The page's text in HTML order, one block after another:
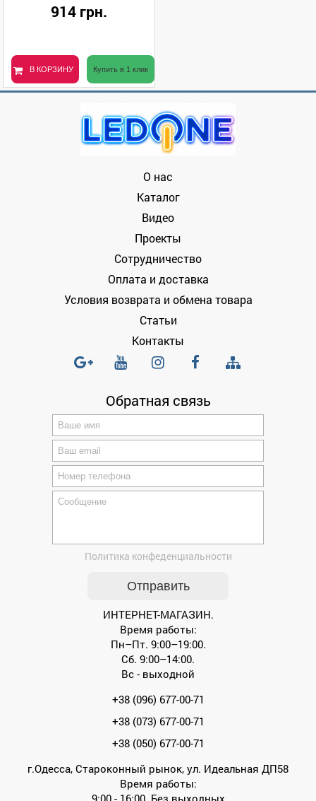
914 грн.
В КОРЗИНУ Купить в 1 клик
О нас
Каталог
Видео
Проекты
Сотрудничество
Оплата и доставка
Условия возврата и обмена товара
Статьи
Контакты
Обратная связь
Политика конфеденциальности
ИНТЕРНЕТ-МАГАЗИН.
Время работы:
Пн–Пт. 9:00–19:00.
Сб. 9:00–14:00.
Вс - выходной
+38 (096) 677-00-71
+38 (073) 677-00-71
+38 (050) 677-00-71
г.Одесса, Староконный рынок, ул. Идеальная ДП58
Время работы:
9:00 - 16:00. Без выходных